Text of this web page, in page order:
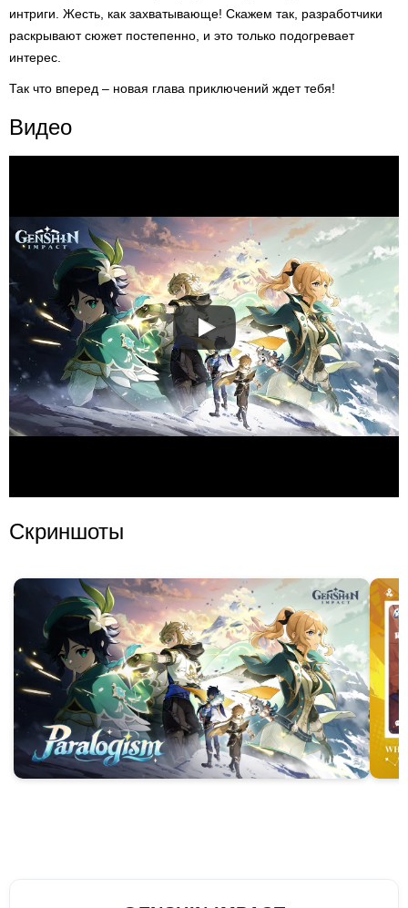
интриги. Жесть, как захватывающе! Скажем так, разработчики
раскрывают сюжет постепенно, и это только подогревает
интерес.
Так что вперед – новая глава приключений ждет тебя!
Видео
Скриншоты